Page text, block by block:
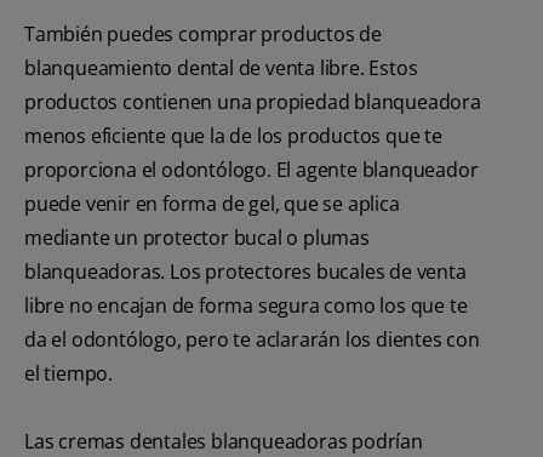
También puedes comprar productos de
blanqueamiento dental de venta libre. Estos
productos contienen una propiedad blanqueadora
menos eficiente que la de los productos que te
proporciona el odontólogo. El agente blanqueador
puede venir en forma de gel, que se aplica
mediante un protector bucal o plumas
blanqueadoras. Los protectores bucales de venta
libre no encajan de forma segura como los que te
da el odontólogo, pero te aclararán los dientes con
el tiempo.
Las cremas dentales blanqueadoras podrían